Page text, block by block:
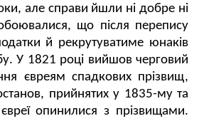
але справи йшли ні добре ні
що після перепису
й рекрутуватиме юнаків
У 1821 році вийшов черговий
євреям спадкових прізвищ,
прийнятих у 1835-му та
опинилися з прізвищами.